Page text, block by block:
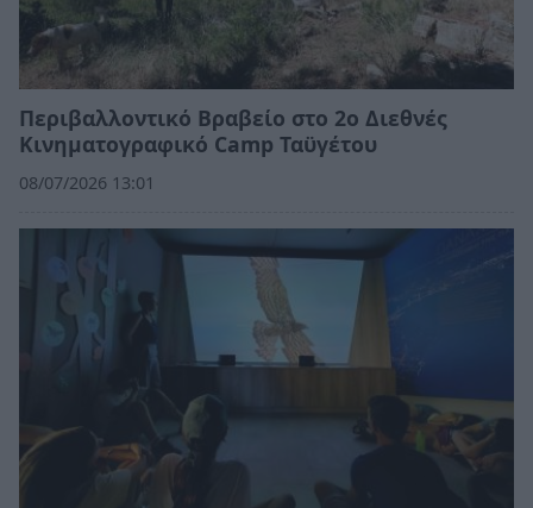
Περιβαλλοντικό Βραβείο στο 2ο Διεθνές
Κινηματογραφικό Camp Ταϋγέτου
08/07/2026 13:01